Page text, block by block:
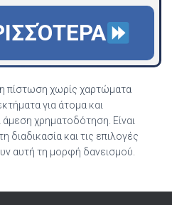
πίστωση χωρίς χαρτώματα
για άτομα και
άμεση χρηματοδότηση. Είναι
διαδικασία και τις επιλογές
αυτή τη μορφή δανεισμού.